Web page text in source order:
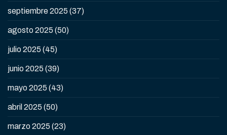
septiembre 2025 (37)
agosto 2025 (50)
julio 2025 (45)
junio 2025 (39)
mayo 2025 (43)
abril 2025 (50)
marzo 2025 (23)